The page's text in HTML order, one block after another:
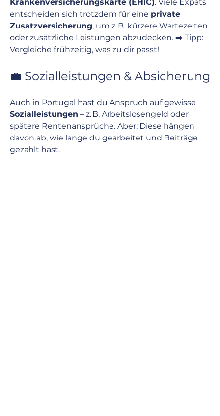
Krankenversicherungskarte (EHIC). Viele Expats
entscheiden sich trotzdem für eine private
Zusatzversicherung, um z. B. kürzere Wartezeiten
oder zusätzliche Leistungen abzudecken. ➡️ Tipp:
Vergleiche frühzeitig, was zu dir passt!
💼 Sozialleistungen & Absicherung
Auch in Portugal hast du Anspruch auf gewisse
Sozialleistungen – z. B. Arbeitslosengeld oder
spätere Rentenansprüche. Aber: Diese hängen
davon ab, wie lange du gearbeitet und Beiträge
gezahlt hast.